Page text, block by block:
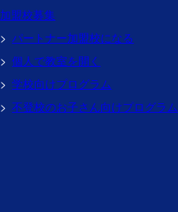
加盟校募集
パートナー加盟校になる
個人で教室を開く
学校向けプログラム
不登校のお子さん向けプログラム